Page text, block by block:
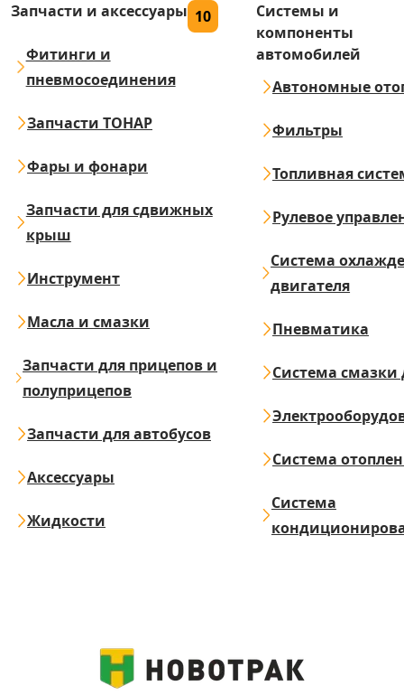
Запчасти и аксессуары 10
Фитинги и
пневмосоединения
Запчасти ТОНАР
Фары и фонари
Запчасти для сдвижных
крыш
Инструмент
Масла и смазки
Запчасти для прицепов и
полуприцепов
Запчасти для автобусов
Аксессуары
Жидкости
Системы и
компоненты
автомобилей
Автономные
Фильтры
Топливная
Рулевое
Система
двигателя
Пневматика
Система смазки
Система
Система